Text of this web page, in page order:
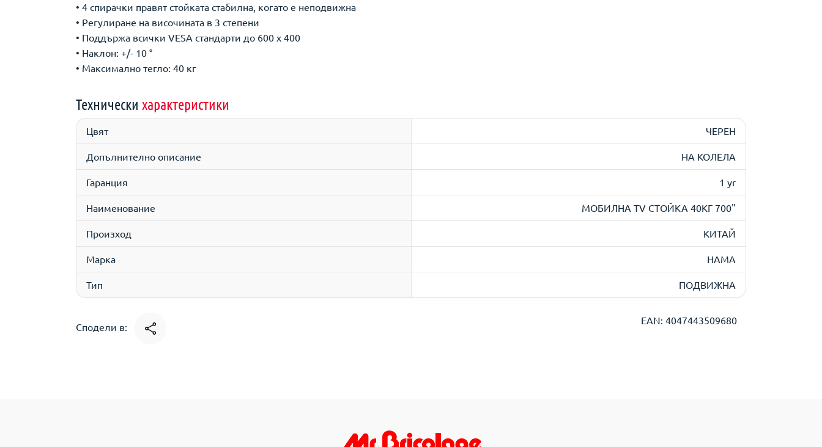
• 4 спирачки правят стойката стабилна, когато е неподвижна
• Регулиране на височината в 3 степени
• Поддържа всички VESA стандарти до 600 x 400
• Наклон: +/- 10 °
• Максимално тегло: 40 кг
Технически характеристики
Цвят ЧЕРЕН
Допълнително описание НА КОЛЕЛА
Гаранция 1 yr
Наименование МОБИЛНА TV СТОЙКА 40КГ 700"
Произход КИТАЙ
Марка HAMA
Тип ПОДВИЖНА
Сподели в:
EAN: 4047443509680